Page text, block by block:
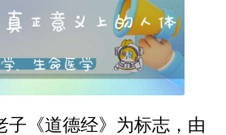
子《道德经》为标志，由